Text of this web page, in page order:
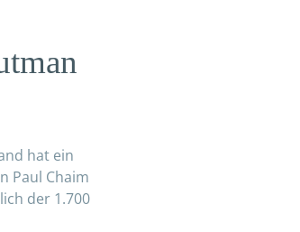
hat ein
Paul Chaim
der 1.700